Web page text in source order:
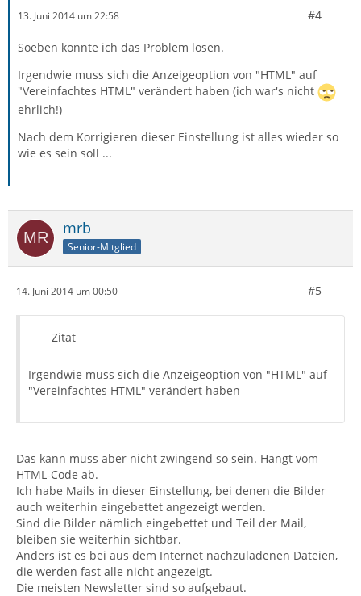
13. Juni 2014 um 22:58 #4
Soeben konnte ich das Problem lösen.
Irgendwie muss sich die Anzeigeoption von "HTML" auf
"Vereinfachtes HTML" verändert haben (ich war's nicht
ehrlich!)
Nach dem Korrigieren dieser Einstellung ist alles wieder so
wie es sein soll ...
mrb
Senior-Mitglied
14. Juni 2014 um 00:50 #5
Zitat
Irgendwie muss sich die Anzeigeoption von "HTML" auf
"Vereinfachtes HTML" verändert haben
Das kann muss aber nicht zwingend so sein. Hängt vom
HTML-Code ab.
Ich habe Mails in dieser Einstellung, bei denen die Bilder
auch weiterhin eingebettet angezeigt werden.
Sind die Bilder nämlich eingebettet und Teil der Mail,
bleiben sie weiterhin sichtbar.
Anders ist es bei aus dem Internet nachzuladenen Dateien,
die werden fast alle nicht angezeigt.
Die meisten Newsletter sind so aufgebaut.